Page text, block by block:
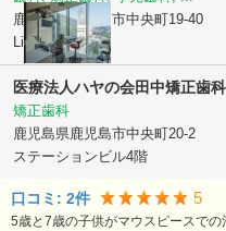
鹿児島県鹿児島市中央町19-40
Li-Ka1920 6F
医療法人ハヤの会田中矯正歯科
矯正歯科
鹿児島県鹿児島市中央町20-2
ステーションビル4階
口コミ: 2件 5
5歳と7歳の子供がマウスピースで